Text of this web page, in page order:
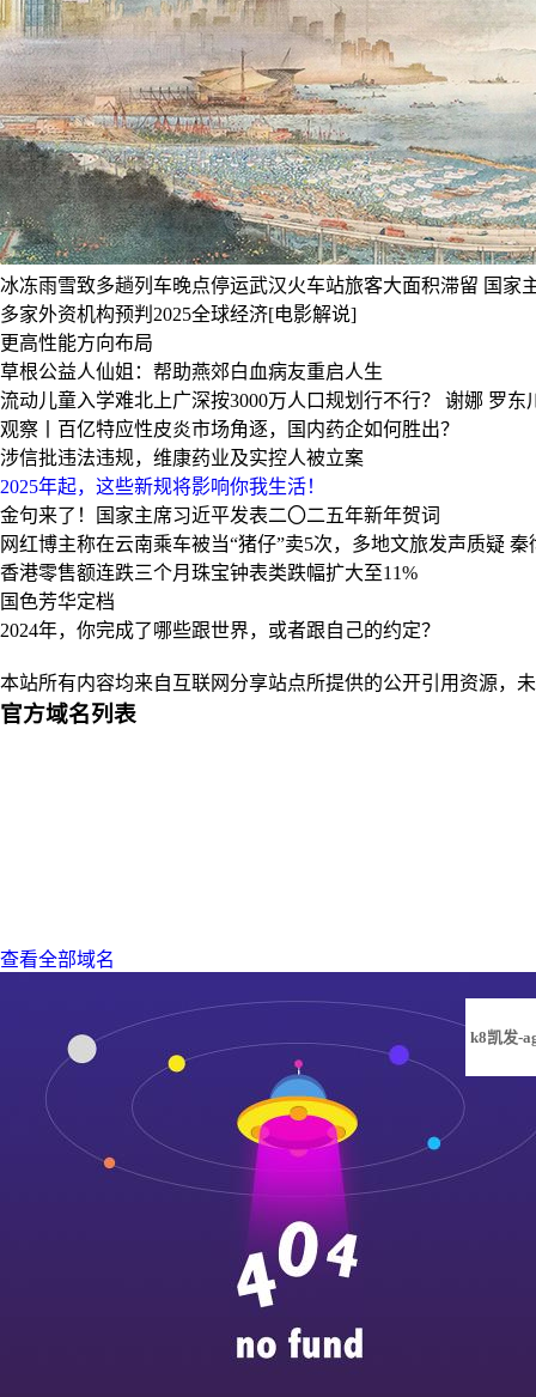
冰冻雨雪致多趟列车晚点停运武汉火车站旅客大面积滞留 国家
多家外资机构预判2025全球经济[电影解说]
更高性能方向布局
草根公益人仙姐：帮助燕郊白血病友重启人生
流动儿童入学难北上广深按3000万人口规划行不行？
谢娜 罗东
观察丨百亿特应性皮炎市场角逐，国内药企如何胜出？
涉信批违法违规，维康药业及实控人被立案
2025年起，这些新规将影响你我生活！
金句来了！国家主席习近平发表二〇二五年新年贺词
网红博主称在云南乘车被当“猪仔”卖5次，多地文旅发声质疑 秦
香港零售额连跌三个月珠宝钟表类跌幅扩大至11%
国色芳华定档
2024年，你完成了哪些跟世界，或者跟自己的约定？
本站所有内容均来自互联网分享站点所提供的公开引用资源，
官方域名列表
查看全部域名
k8凯发-